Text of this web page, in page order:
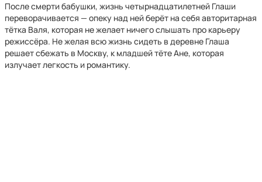
После смерти бабушки, жизнь четырнадцатилетней Глаши
переворачивается — опеку над ней берёт на себя авторитарная
тётка Валя, которая не желает ничего слышать про карьеру
режиссёра. Не желая всю жизнь сидеть в деревне Глаша
решает сбежать в Москву, к младшей тёте Ане, которая
излучает легкость и романтику.